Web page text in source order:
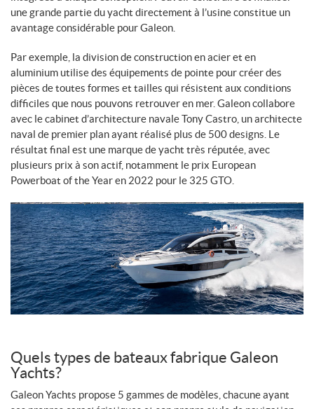
une grande partie du yacht directement à l’usine constitue un
avantage considérable pour Galeon.
Par exemple, la division de construction en acier et en
aluminium utilise des équipements de pointe pour créer des
pièces de toutes formes et tailles qui résistent aux conditions
difficiles que nous pouvons retrouver en mer. Galeon collabore
avec le cabinet d’architecture navale Tony Castro, un architecte
naval de premier plan ayant réalisé plus de 500 designs. Le
résultat final est une marque de yacht très réputée, avec
plusieurs prix à son actif, notamment le prix European
Powerboat of the Year en 2022 pour le 325 GTO.
Quels types de bateaux fabrique Galeon
Yachts?
Galeon Yachts propose 5 gammes de modèles, chacune ayant